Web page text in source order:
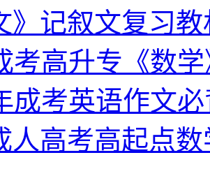
》记叙文复习
考高升专《数
成考英语作文
人高考高起点